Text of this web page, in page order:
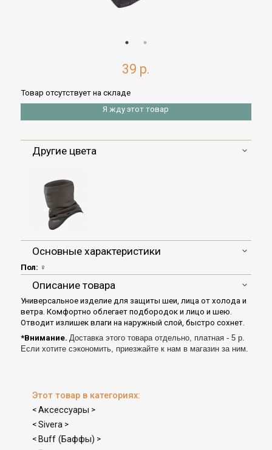
39 р.
Товар отсутствует на складе
Я жду этот товар
Другие цвета
Основные характеристики
Пол: ♀
Описание товара
Универсальное изделие для защиты шеи, лица от холода и
ветра. Комфортно облегает подбородок и лицо и шею.
Отводит излишек влаги на наружный слой, быстро сохнет.
*Внимание. Доставка этого товара отдельно, платная - 5 р.
Если хотите сэкономить, приезжайте к нам в магазин за ним.
Этот товар в категориях:
< Аксессуары >
< Sivera >
< Buff (Баффы) >